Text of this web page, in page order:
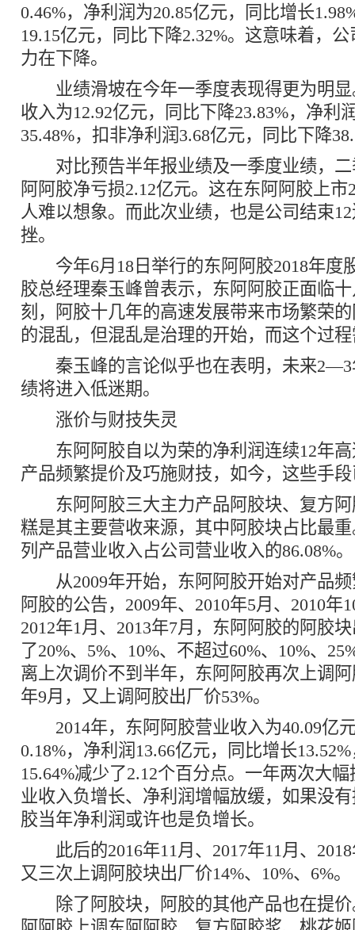
0.46%，净利润为20.85亿元，同比增长
19.15亿元，同比下降2.32%。这意味着，
力在下降。
业绩滑坡在今年一季度表现得更为明显
收入为12.92亿元，同比下降23.83%，净利
35.48%，扣非净利润3.68亿元，同比下降
对比预告半年报业绩及一季度业绩，二
阿阿胶净亏损2.12亿元。这在东阿阿胶上市
人难以想象。而此次业绩，也是公司结束
挫。
今年6月18日举行的东阿阿胶2018年度
胶总经理秦玉峰曾表示，东阿阿胶正面临
刻，阿胶十几年的高速发展带来市场繁荣
的混乱，但混乱是治理的开始，而这个过
秦玉峰的言论似乎也在表明，未来2—3
绩将进入低迷期。
涨价与财技失灵
东阿阿胶自以为荣的净利润连续12年高
产品频繁提价及巧施财技，如今，这些手
东阿阿胶三大主力产品阿胶块、复方阿
糕是其主要营收来源，其中阿胶块占比最
列产品营业收入占公司营业收入的86.08%。
从2009年开始，东阿阿胶开始对产品频
阿胶的公告，2009年、2010年5月、2010年
2012年1月、2013年7月，东阿阿胶的阿胶
了20%、5%、10%、不超过60%、10%、
离上次调价不到半年，东阿阿胶再次上调
年9月，又上调阿胶出厂价53%。
2014年，东阿阿胶营业收入为40.09亿
0.18%，净利润13.66亿元，同比增长
15.64%减少了2.12个百分点。一年两次大
业收入负增长、净利润增幅放缓，如果没
胶当年净利润或许也是负增长。
此后的2016年11月、2017年11月、2018
又三次上调阿胶块出厂价14%、10%、6%。
除了阿胶块，阿胶的其他产品也在提价